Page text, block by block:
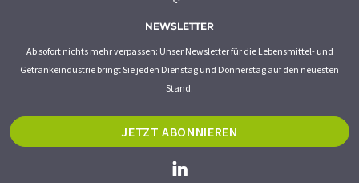
NEWSLETTER
Ab sofort nichts mehr verpassen: Unser Newsletter für die Lebensmittel- und
Getränkeindustrie bringt Sie jeden Dienstag und Donnerstag auf den neuesten
Stand.
JETZT ABONNIEREN